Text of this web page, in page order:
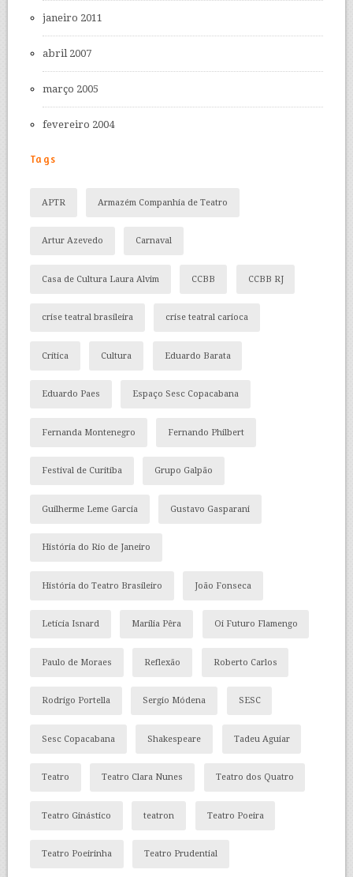
janeiro 2011
abril 2007
março 2005
fevereiro 2004
Tags
APTR Armazém Companhia de Teatro
Artur Azevedo Carnaval
Casa de Cultura Laura Alvim CCBB CCBB RJ
crise teatral brasileira crise teatral carioca
Crítica Cultura Eduardo Barata
Eduardo Paes Espaço Sesc Copacabana
Fernanda Montenegro Fernando Philbert
Festival de Curitiba Grupo Galpão
Guilherme Leme Garcia Gustavo Gasparani
História do Rio de Janeiro
História do Teatro Brasileiro João Fonseca
Letícia Isnard Marília Pêra Oi Futuro Flamengo
Paulo de Moraes Reflexão Roberto Carlos
Rodrigo Portella Sergio Módena SESC
Sesc Copacabana Shakespeare Tadeu Aguiar
Teatro Teatro Clara Nunes Teatro dos Quatro
Teatro Ginástico teatron Teatro Poeira
Teatro Poeirinha Teatro Prudential